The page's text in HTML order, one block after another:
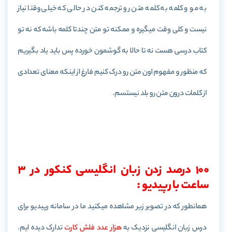
به مو و کلمه به کلمه متن رو ترجمه کنن در حالی که خیلی وقتا نیاز
نیست و کلی وقت میگیره و ممکنه تو متن چندتا کلمه باشه که نه تو
کتاب درسی هست نه تا حالا به گوشمون خورده پس باید یاد بگیریم
که منظور و مفهوم اون متن رو درک کنیم فارغ از اینکه معنای تعدادی
از کلمات درون متن رو بلد نیستسم.
100 درصد زدن زبان انگلیسی کنکور در 3
ساعت با رپیدیو :
همانطور که در تصویر زیر مشاهده میکنید ما در سامانه رپیدیو برای
درس زبان انگلیسی نزدیک بههزار عدد فلش کارتتدارک دیده ایم.